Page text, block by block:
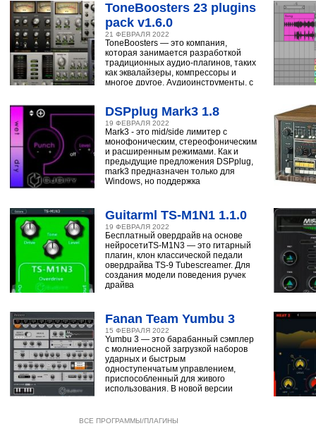
ToneBoosters 23 plugins
pack v1.6.0
21 ФЕВРАЛЯ 2022
ToneBoosters — это компания,
которая занимается разработкой
традиционных аудио-плагинов, таких
как эквалайзеры, компрессоры и
многое другое. Аудиоинструменты, с
DSPplug Mark3 1.8
19 ФЕВРАЛЯ 2022
Mark3 - это mid/side лимитер с
монофоническим, стереофоническим
и расширенным режимами. Как и
предыдущие предложения DSPplug,
mark3 предназначен только для
Windows, но поддержка
Guitarml TS-M1N1 1.1.0
19 ФЕВРАЛЯ 2022
Бесплатный овердрайв на основе
нейросетиTS-M1N3 — это гитарный
плагин, клон классической педали
овердрайва TS-9 Tubescreamer. Для
создания модели поведения ручек
драйва
Fanan Team Yumbu 3
15 ФЕВРАЛЯ 2022
Yumbu 3 — это барабанный сэмплер
с молниеносной загрузкой наборов
ударных и быстрым
одноступенчатым управлением,
приспособленный для живого
использования. В новой версии
ВСЕ ПРОГРАММЫ/ПЛАГИНЫ